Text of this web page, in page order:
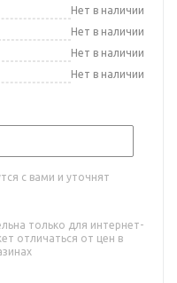
Нет в наличии
Нет в наличии
Нет в наличии
Нет в наличии
с вами и уточнят
только для интернет-
отличаться от цен в